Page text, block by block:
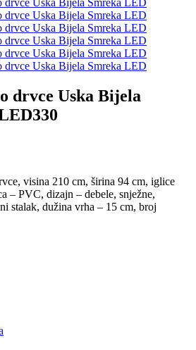
drvce Uska Bijela
visina 210 cm, širina 94 cm, iglice
– PVC, dizajn – debele, snježne,
stalak, dužina vrha – 15 cm, broj